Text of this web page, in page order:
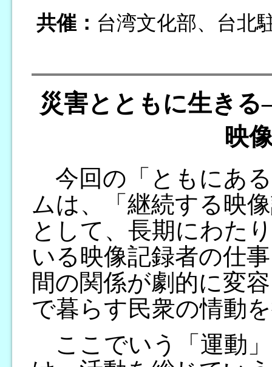
共催： 台湾文化部、台北
災害とともに生き
映
今回の「ともにある
ムは、「継続する映
として、長期にわた
いる映像記録者の仕
間の関係が劇的に変
で暮らす民衆の情動
ここでいう「運動